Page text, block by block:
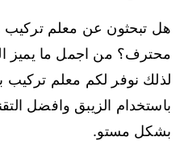
هل تبحثون عن معلم تركيب
محترف؟ من اجمل ما يميز
لذلك نوفر لكم معلم تركيب
باستخدام الزيبق وافضل
بشكل مستو.